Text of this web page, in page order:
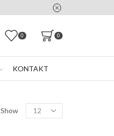
0 0
KONTAKT
Show
Products
per